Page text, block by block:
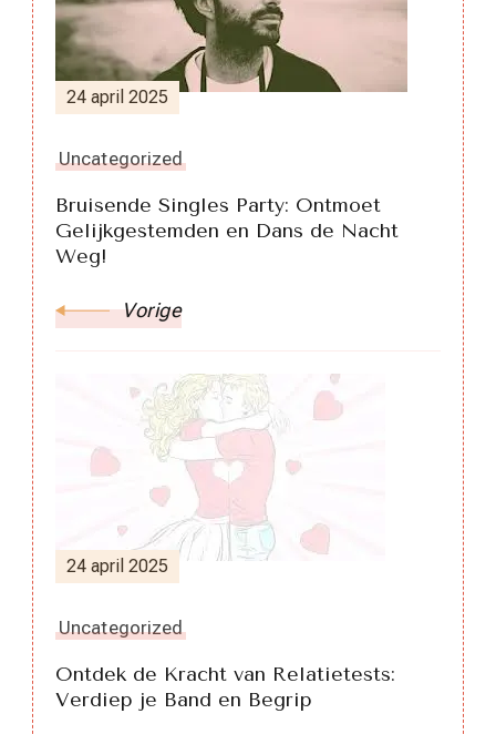
24 april 2025
Uncategorized
Bruisende Singles Party: Ontmoet
Gelijkgestemden en Dans de Nacht
Weg!
Vorige
24 april 2025
Uncategorized
Ontdek de Kracht van Relatietests:
Verdiep je Band en Begrip